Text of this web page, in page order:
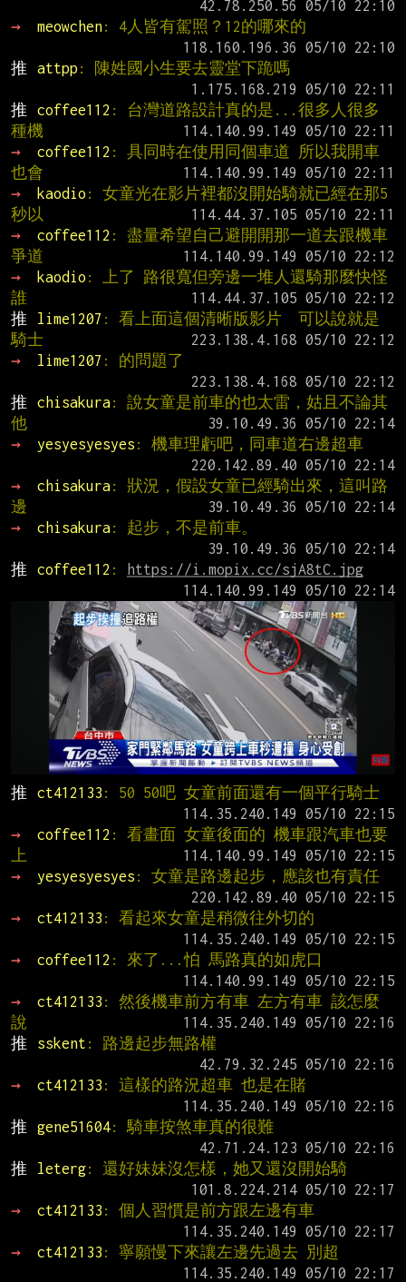
→
meowchen: 4人皆有駕照？12的哪來的
推
attpp : 陳姓國小生要去靈堂下跪嗎
推
coffee112 : 台灣道路設計真的是...很多人很多
種機
→
coffee112 : 具同時在使用同個車道 所以我開車
也會
→
kaodio : 女童光在影片裡都沒開始騎就已經在那5
秒以
→
coffee112 : 盡量希望自己避開開那一道去跟機車
爭道
→
kaodio : 上了 路很寬但旁邊一堆人還騎那麼快怪
誰
推
lime1207 : 看上面這個清晰版影片  可以說就是
騎士
→
lime1207 : 的問題了
推
chisakura: 說女童是前車的也太雷，姑且不論其
他
→
yesyesyesyes : 機車理虧吧，同車道右邊超車
→
chisakura: 狀況，假設女童已經騎出來，這叫路
邊
→
chisakura: 起步，不是前車。
推
coffee112 :
https://i.mopix.cc/sjA8tC.jpg
推 ct412133 : 50 50吧 女童前面還有一個平行騎士
→
coffee112 : 看畫面 女童後面的 機車跟汽車也要
上
→
yesyesyesyes : 女童是路邊起步，應該也有責任
→
ct412133 : 看起來女童是稍微往外切的
→
coffee112 : 來了...怕 馬路真的如虎口
→
ct412133 : 然後機車前方有車 左方有車 該怎麼
說
推
sskent : 路邊起步無路權
→
ct412133 : 這樣的路況超車 也是在賭
推
gene51604: 騎車按煞車真的很難
推
leterg: 還好妹妹沒怎樣，她又還沒開始騎
→
ct412133 : 個人習慣是前方跟左邊有車
→
ct412133 : 寧願慢下來讓左邊先過去 別超